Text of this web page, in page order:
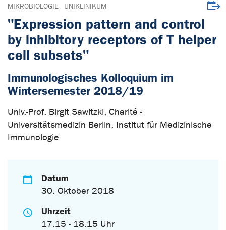
MIKROBIOLOGIE UNIKLINIKUM
"Expression pattern and control
by inhibitory receptors of T helper
cell subsets"
Immunologisches Kolloquium im
Wintersemester 2018/19
Univ.-Prof. Birgit Sawitzki, Charité -
Universitätsmedizin Berlin, Institut für Medizinische
Immunologie
Datum
30. Oktober 2018
Uhrzeit
17.15 - 18.15 Uhr